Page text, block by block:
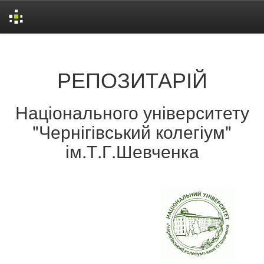
РЕПОЗИТАРІЙ
Національного університету
"Чернігівський колегіум"
ім.Т.Г.Шевченка